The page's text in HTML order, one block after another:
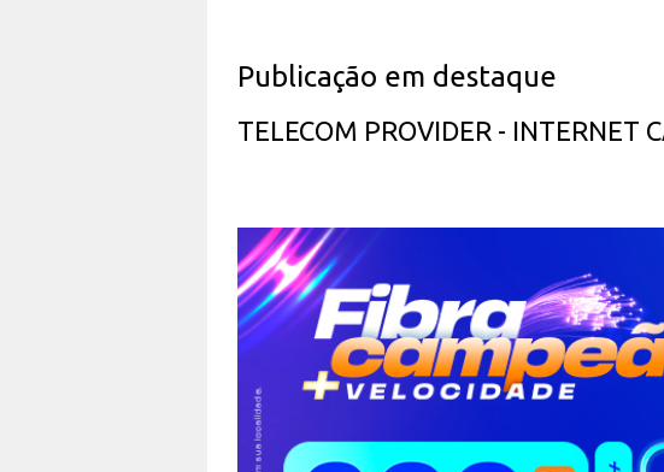
Publicação em destaque
TELECOM PROVIDER - INTERNET